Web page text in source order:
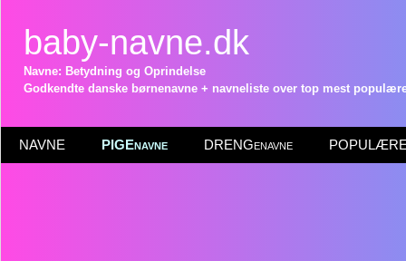
baby-navne.dk
Navne: Betydning og Oprindelse
Godkendte danske børnenavne + navneliste over top mest
NAVNE PIGEnavne DRENGenavne POPULÆRE